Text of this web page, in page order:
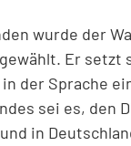
wurde der
Er setzt
der Sprache
sei es, den
in